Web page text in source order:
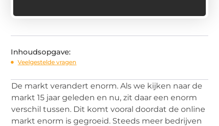
Inhoudsopgave:
Veelgestelde vragen
De markt verandert enorm. Als we kijken naar de
markt 15 jaar geleden en nu, zit daar een enorm
verschil tussen. Dit komt vooral doordat de online
markt enorm is gegroeid. Steeds meer bedrijven